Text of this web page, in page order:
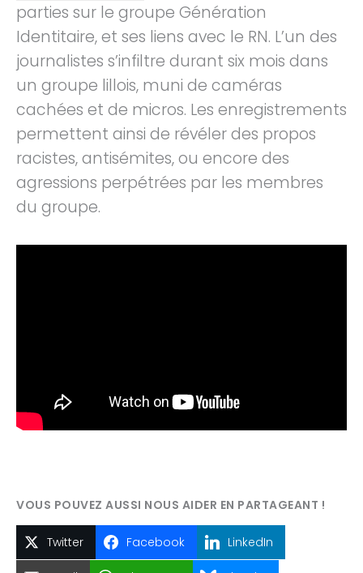
parties sur le groupe Génération
Identitaire, et ses liens avec le RN. L’un des
journalistes s’infiltre durant six mois dans
un groupe lillois, muni de caméras
cachées et de micros. Les enregistrements
permettent ainsi de révéler des propos
racistes, antisémites, ou encore des
agressions perpétrées par les membres
du groupe.
Twitter Facebook LinkedIn